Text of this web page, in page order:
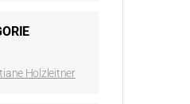
Holzleitner